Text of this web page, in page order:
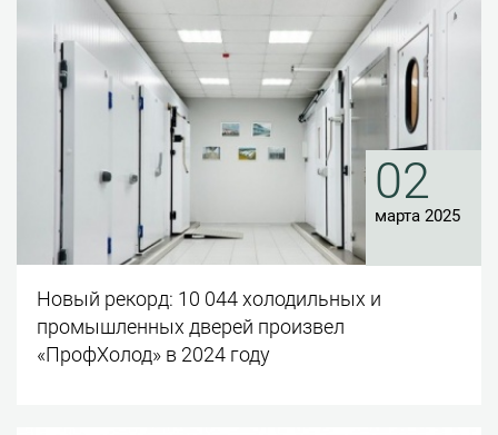
Новый рекорд: 10 044 холодильных и
промышленных дверей произвел
«ПрофХолод» в 2024 году
02
марта 2025